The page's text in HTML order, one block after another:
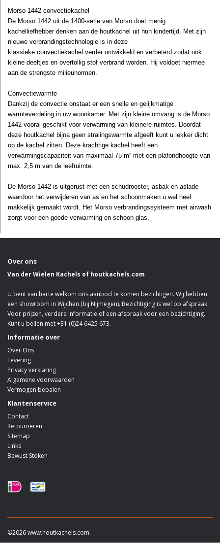
Morso 1442 convectiekachel
De Morso 1442 uit de 1400-serie van Morso doet menig
kachelliefhebber denken aan de houtkachel uit hun kindertijd. Met zijn
nieuwe verbrandingstechnologie is in deze
klassieke convectiekachel verder ontwikkeld en verbeterd zodat ook
kleine deeltjes en overtollig stof verbrand worden. Hij voldoet hiermee
aan de strengste milieunormen.
Convectiewarmte
Dankzij de convectie onstaat er een snelle en gelijkmatige
warmteverdeling in uw woonkamer. Met zijn kleine omvang is de Morso
1442 vooral geschikt voor verwarming van kleinere ruimtes. Doordat
deze houtkachel bijna geen stralingswarmte afgeeft kunt u lekker dicht
op de kachel zitten. Deze krachtige kachel heeft een
verwarmingscapaciteit van maximaal 75 m² met een plafondhoogte van
max. 2,5 m van de leefruimte.
De Morso 1442 is uitgerust met een schudrooster, asbak en aslade
waardoor het verwijderen van as en het schoonmaken u wel heel
makkelijk gemaakt wordt. Het Morso verbrandingssysteem met airwash
zorgt voor een goede verwarming en schoon glas.
Over ons
Van der Wielen Kachels of houtkachels.com
U bent van harte welkom ons aanbod te komen bezichtigen. Wij hebben
een showroom in Wijchen (bij Nijmegen). Bezichtiging is wel op afspraak.
Voor prijzen, verdere informatie of een afspraak voor een bezichtiging.
Kunt u bellen met +31 (0)24 6425 673.
Informatie over
Over Ons
Levering
Privacy verklaring
Algemene voorwaarden
Vermogen bepalen
Klantenservice
Contact
Retourneren
Sitemap
Links
Bewust Stoken
©2026 www.houtkachels.com.